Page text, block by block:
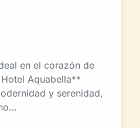
en el corazón de
Aquabella**
y serenidad,